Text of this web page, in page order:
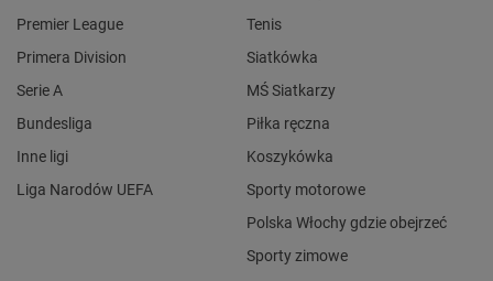
Premier League
Primera Division
Serie A
Bundesliga
Inne ligi
Liga Narodów UEFA
Tenis
Siatkówka
MŚ Siatkarzy
Piłka ręczna
Koszykówka
Sporty motorowe
Polska Włochy gdzie obejrzeć
Sporty zimowe